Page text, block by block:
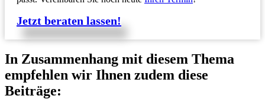
Jetzt beraten lassen!
In Zusammenhang mit diesem Thema
empfehlen wir Ihnen zudem diese
Beiträge: